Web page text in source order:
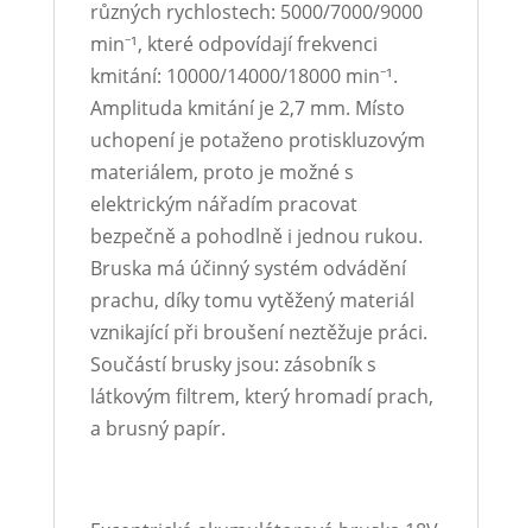
různých rychlostech: 5000/7000/9000
min⁻¹, které odpovídají frekvenci
kmitání: 10000/14000/18000 min⁻¹.
Amplituda kmitání je 2,7 mm. Místo
uchopení je potaženo protiskluzovým
materiálem, proto je možné s
elektrickým nářadím pracovat
bezpečně a pohodlně i jednou rukou.
Bruska má účinný systém odvádění
prachu, díky tomu vytěžený materiál
vznikající při broušení neztěžuje práci.
Součástí brusky jsou: zásobník s
látkovým filtrem, který hromadí prach,
a brusný papír.